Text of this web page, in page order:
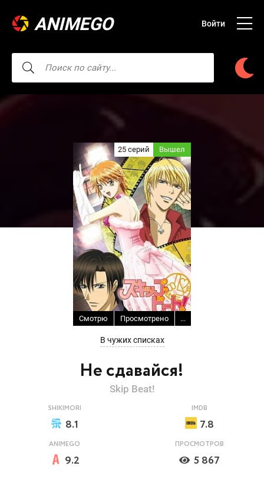
ANIMEGO Войти
Не сдавайся!
25 серий Вышел
Смотрю Просмотрено ...
В чужих списках
Skip Beat!
SHIKIMORI
8.1
IMDB
7.8
ANIMEGO
9.2
ПРОСМОТРОВ
5 867